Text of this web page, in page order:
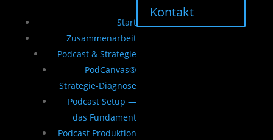
Start
Zusammenarbeit
Podcast & Strategie
PodCanvas®
Strategie-Diagnose
Podcast Setup —
das Fundament
Podcast Produktion
Kontakt